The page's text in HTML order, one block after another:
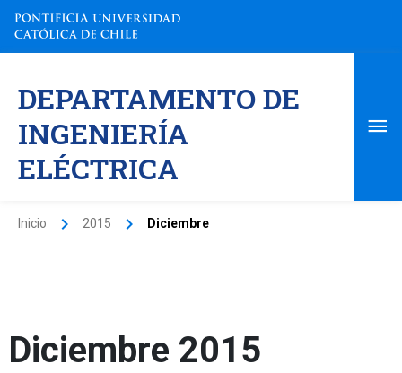
contenido
DEPARTAMENTO DE
INGENIERÍA
ELÉCTRICA
Inicio 2015 Diciembre
Diciembre 2015